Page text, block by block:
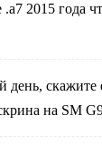
2015 года
день, скажите
на SM